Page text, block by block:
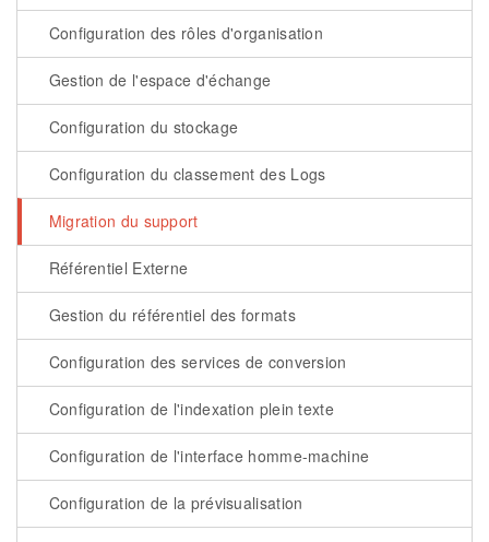
Configuration des rôles d'organisation
Gestion de l'espace d'échange
Configuration du stockage
Configuration du classement des Logs
Migration du support
Référentiel Externe
Gestion du référentiel des formats
Configuration des services de conversion
Configuration de l'indexation plein texte
Configuration de l'interface homme-machine
Configuration de la prévisualisation